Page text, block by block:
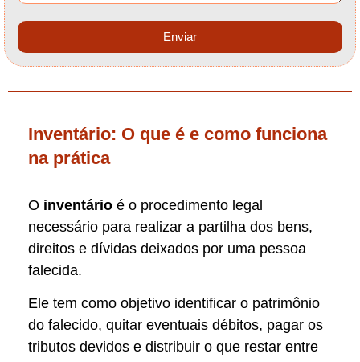
Enviar
Inventário: O que é e como funciona
na prática
O inventário é o procedimento legal
necessário para realizar a partilha dos bens,
direitos e dívidas deixados por uma pessoa
falecida.
Ele tem como objetivo identificar o patrimônio
do falecido, quitar eventuais débitos, pagar os
tributos devidos e distribuir o que restar entre